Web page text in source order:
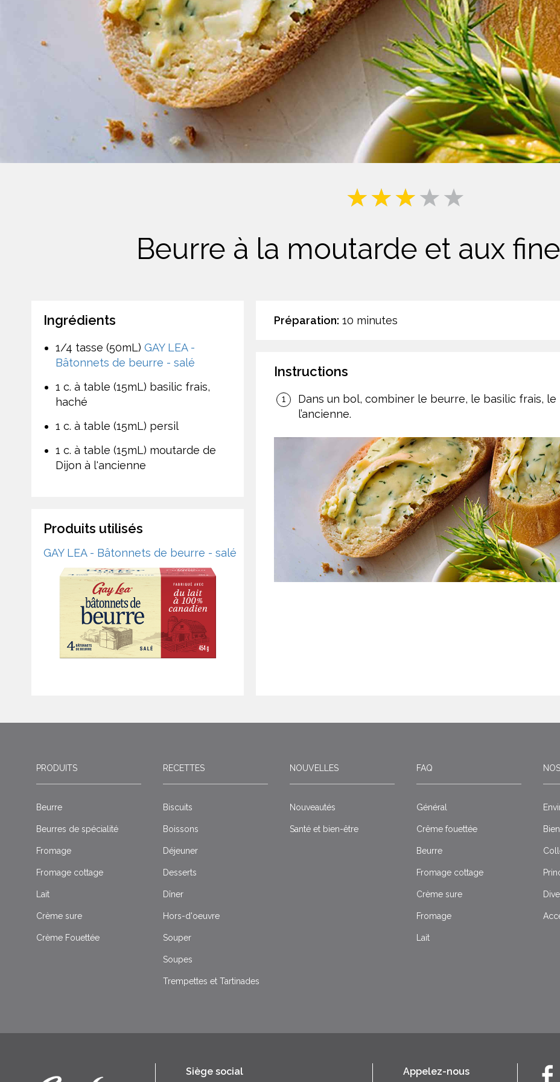
Crème Fouettée Desserts
Boissons
Biscuits
Lait
Beurre à la moutarde et aux
Préparation: 10 minutes
Instructions
Dans un bol, combiner le beurre, le basilic frais,
l’ancienne.
Ingrédients
1/4 tasse (50mL) GAY LEA -
Bâtonnets de beurre - salé
1 c. à table (15mL) basilic frais,
haché
1 c. à table (15mL) persil
1 c. à table (15mL) moutarde de
Dijon à l'ancienne
Produits utilisés
GAY LEA - Bâtonnets de beurre - salé
PRODUITS
Beurre
Beurres de spécialité
Fromage
Fromage cottage
Lait
Crème sure
Crème Fouettée
RECETTES
Biscuits
Boissons
Déjeuner
Desserts
Dîner
Hors-d'oeuvre
Souper
Soupes
Trempettes et Tartinades
NOUVELLES
Nouveautés
Santé et bien-être
FAQ
Général
Crême fouettée
Beurre
Fromage cottage
Crème sure
Fromage
Lait
Siège social
Appelez-nous